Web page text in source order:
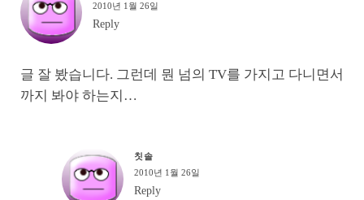
2010년 1월 26일
Reply
글 잘 봤습니다. 그런데 뭔 넘의 TV를 가지고 다니면서
까지 봐야 하는지…
칫솔
2010년 1월 26일
Reply